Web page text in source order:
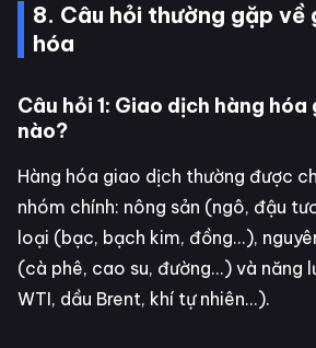
8. Câu hỏi thường gặp về
hóa
Câu hỏi 1: Giao dịch hàng
nào?
Hàng hóa giao dịch thường được
nhóm chính: nông sản (ngô, đậu
loại (bạc, bạch kim, đồng...),
(cà phê, cao su, đường...) và năng
WTI, dầu Brent, khí tự nhiên...).